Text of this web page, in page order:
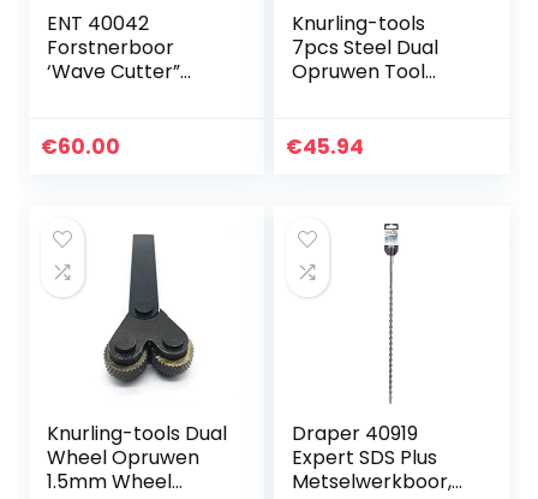
ENT 40042
Forstnerboor
‘Wave Cutter”
mm, GL 90 mm, S
€60.00
Knurling-tools
7pcs Steel Dual
Opruwen Tool
0.5mm 1mm 2mm
€45.94
Knurling-tools Dual
Wheel Opruwen
1.5mm Wheel
Draper 40919
Expert SDS Plus
Metselwerkboor,